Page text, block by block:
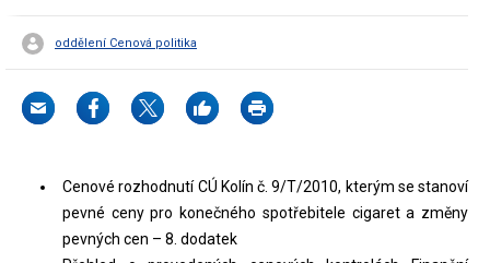
oddělení Cenová politika
Cenové rozhodnutí CÚ Kolín č. 9/T/2010, kterým se stanoví
pevné ceny pro konečného spotřebitele cigaret a změny
pevných cen – 8. dodatek